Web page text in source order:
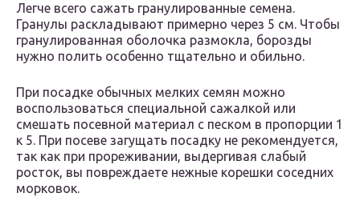
Легче всего сажать гранулированные семена.
Гранулы раскладывают примерно через 5 см. Чтобы
гранулированная оболочка размокла, борозды
нужно полить особенно тщательно и обильно.
При посадке обычных мелких семян можно
воспользоваться специальной сажалкой или
смешать посевной материал с песком в пропорции 1
к 5. При посеве загущать посадку не рекомендуется,
так как при прореживании, выдергивая слабый
росток, вы повреждаете нежные корешки соседних
морковок.